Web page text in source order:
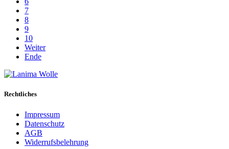
7
8
9
10
Weiter
Ende
Rechtliches
Impressum
Datenschutz
AGB
Widerrufsbelehrung